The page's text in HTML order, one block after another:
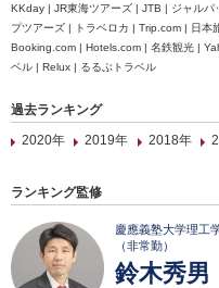
KKday | JR東海ツアーズ | JTB | ジャル
プツアーズ | トラベロカ | Trip.com | 日本
Booking.com | Hotels.com | 名鉄観光 |
ベル | Relux | るるぶトラベル
過去ランキング
2020年
2019年 2018年
ランキング監修
慶應義塾大学理工
（非常勤）
鈴木秀男